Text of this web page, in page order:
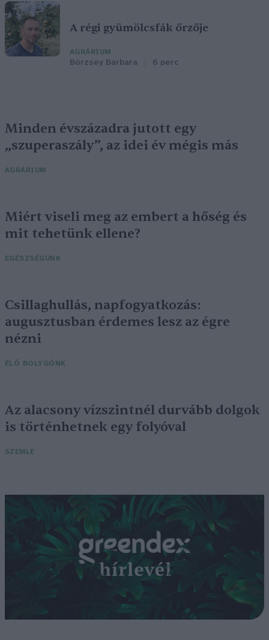
A régi gyümölcsfák őrzője
AGRÁRIUM
Börzsey Barbara 6 perc
Minden évszázadra jutott egy
„szuperaszály”, az idei év mégis más
AGRÁRIUM
Miért viseli meg az embert a hőség és
mit tehetünk ellene?
EGÉSZSÉGÜNK
Csillaghullás, napfogyatkozás:
augusztusban érdemes lesz az égre
nézni
ÉLŐ BOLYGÓNK
Az alacsony vízszintnél durvább dolgok
is történhetnek egy folyóval
SZEMLE